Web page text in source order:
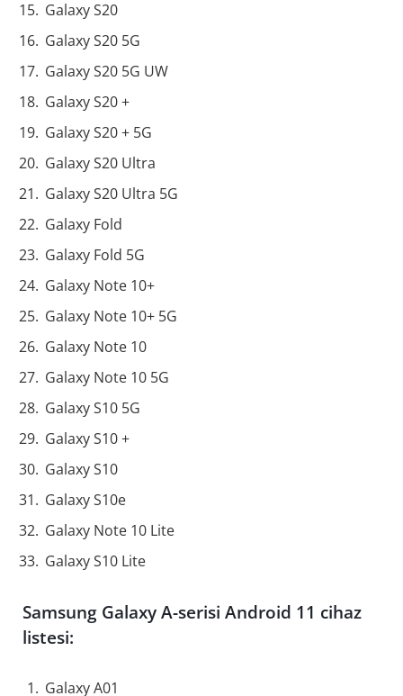
Galaxy S20
Galaxy S20 5G
Galaxy S20 5G UW
Galaxy S20 +
Galaxy S20 + 5G
Galaxy S20 Ultra
Galaxy S20 Ultra 5G
Galaxy Fold
Galaxy Fold 5G
Galaxy Note 10+
Galaxy Note 10+ 5G
Galaxy Note 10
Galaxy Note 10 5G
Galaxy S10 5G
Galaxy S10 +
Galaxy S10
Galaxy S10e
Galaxy Note 10 Lite
Galaxy S10 Lite
Samsung Galaxy A-serisi Android 11 cihaz
listesi:
Galaxy A01